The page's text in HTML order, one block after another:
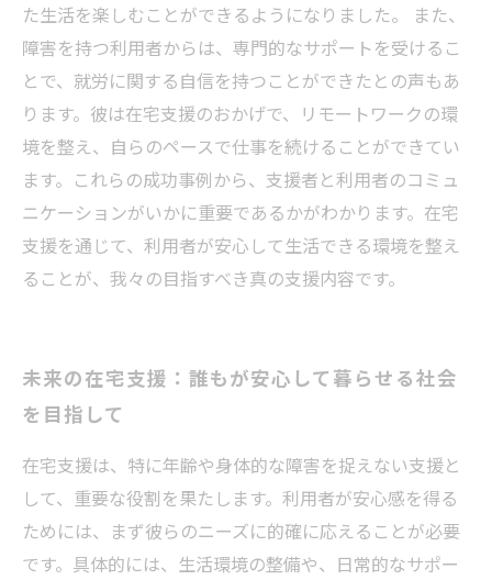
た生活を楽しむことができるようになりました。 また、
障害を持つ利用者からは、専門的なサポートを受けるこ
とで、就労に関する自信を持つことができたとの声もあ
ります。彼は在宅支援のおかげで、リモートワークの環
境を整え、自らのペースで仕事を続けることができてい
ます。これらの成功事例から、支援者と利用者のコミュ
ニケーションがいかに重要であるかがわかります。在宅
支援を通じて、利用者が安心して生活できる環境を整え
ることが、我々の目指すべき真の支援内容です。
未来の在宅支援：誰もが安心して暮らせる社会
を目指して
在宅支援は、特に年齢や身体的な障害を捉えない支援と
して、重要な役割を果たします。利用者が安心感を得る
ためには、まず彼らのニーズに的確に応えることが必要
です。具体的には、生活環境の整備や、日常的なサポー